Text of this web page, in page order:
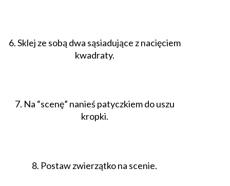
6. Sklej ze sobą dwa sąsiadujące z nacięciem
kwadraty.
7. Na “scenę” nanieś patyczkiem do uszu
kropki.
8. Postaw zwierzątko na scenie.